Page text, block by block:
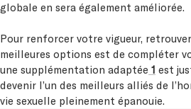
globale en sera également améliorée.
Pour renforcer votre vigueur,
meilleures options est de compléter
une supplémentation adaptée 1 est
devenir l’un des meilleurs alliés de
vie sexuelle pleinement épanouie.